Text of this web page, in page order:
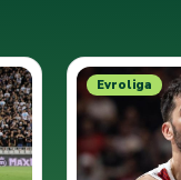
Evroliga